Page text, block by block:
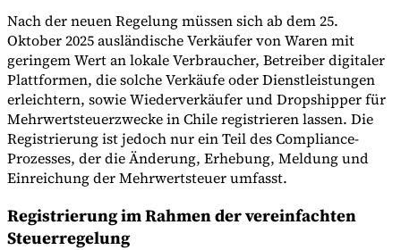
Nach der neuen Regelung müssen sich ab dem 25.
Oktober 2025 ausländische Verkäufer von Waren mit
geringem Wert an lokale Verbraucher, Betreiber digitaler
Plattformen, die solche Verkäufe oder Dienstleistungen
erleichtern, sowie Wiederverkäufer und Dropshipper für
Mehrwertsteuerzwecke in Chile registrieren lassen. Die
Registrierung ist jedoch nur ein Teil des Compliance-
Prozesses, der die Änderung, Erhebung, Meldung und
Einreichung der Mehrwertsteuer umfasst.
Registrierung im Rahmen der vereinfachten
Steuerregelung